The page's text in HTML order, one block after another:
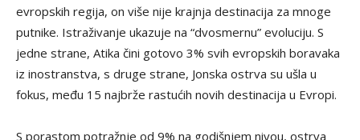
evropskih regija, on više nije krajnja destinacija za mnoge
putnike. Istraživanje ukazuje na “dvosmernu” evoluciju. S
jedne strane, Atika čini gotovo 3% svih evropskih boravaka
iz inostranstva, s druge strane, Jonska ostrva su ušla u
fokus, među 15 najbrže rastućih novih destinacija u Evropi.
S porastom potražnje od 9% na godišnjem nivou, ostrva